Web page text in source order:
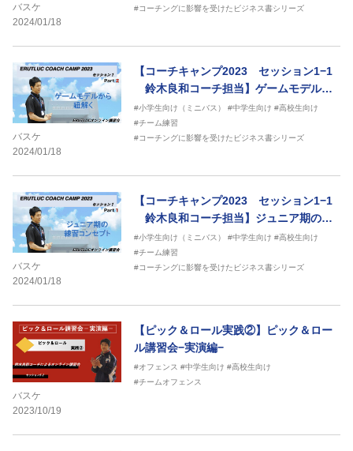
バスケ
2024/01/18
#コーチングに影響を受けたビジネス書シリーズ
バスケ
2024/01/18
【コーチキャンプ2023 セッション1−1
鈴木良和コーチ担当】ゲームモデルか
ら紐解く
#小学生向け（ミニバス） #中学生向け #高校生向け
#チーム練習
#コーチングに影響を受けたビジネス書シリーズ
バスケ
2024/01/18
【コーチキャンプ2023 セッション1−1
鈴木良和コーチ担当】ジュニア期の練
習コンセプト
#小学生向け（ミニバス） #中学生向け #高校生向け
#チーム練習
#コーチングに影響を受けたビジネス書シリーズ
バスケ
2023/10/19
【ピック＆ロール実践②】ピック＆ロー
ル講習会−実演編−
#オフェンス #中学生向け #高校生向け
#チームオフェンス